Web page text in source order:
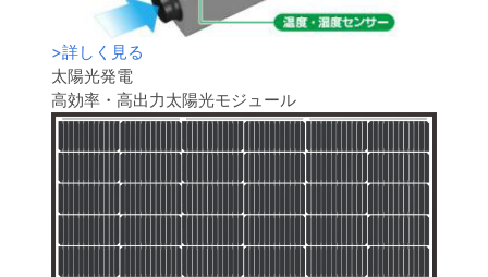
>詳しく見る
太陽光発電
高効率・高出力太陽光モジュール